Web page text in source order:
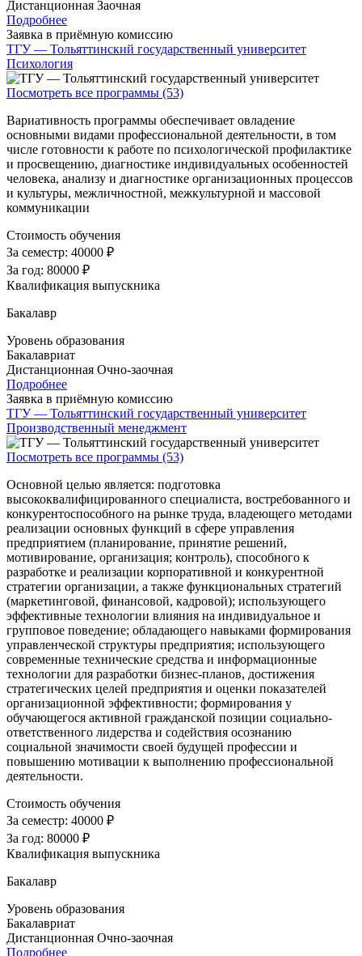
Дистанционная Заочная
Подробнее
Заявка в приёмную комиссию
ТГУ — Тольяттинский государственный университет
Психология
Посмотреть все программы (53)
Вариативность программы обеспечивает овладение
основными видами профессиональной деятельности, в том
числе готовности к работе по психологической профилактике
и просвещению, диагностике индивидуальных особенностей
человека, анализу и диагностике организационных процессов
и культуры, межличностной, межкультурной и массовой
коммуникации
Стоимость обучения
За семестр: 40000 ₽
За год: 80000 ₽
Квалификация выпускника
Бакалавр
Уровень образования
Бакалавриат
Дистанционная Очно-заочная
Подробнее
Заявка в приёмную комиссию
ТГУ — Тольяттинский государственный университет
Производственный менеджмент
Посмотреть все программы (53)
Основной целью является: подготовка
высококвалифицированного специалиста, востребованного и
конкурентоспособного на рынке труда, владеющего методами
реализации основных функций в сфере управления
предприятием (планирование, принятие решений,
мотивирование, организация; контроль), способного к
разработке и реализации корпоративной и конкурентной
стратегии организации, а также функциональных стратегий
(маркетинговой, финансовой, кадровой); использующего
эффективные технологии влияния на индивидуальное и
групповое поведение; обладающего навыками формирования
управленческой структуры предприятия; использующего
современные технические средства и информационные
технологии для разработки бизнес-планов, достижения
стратегических целей предприятия и оценки показателей
организационной эффективности; формирования у
обучающегося активной гражданской позиции социально-
ответственного лидерства и содействия осознанию
социальной значимости своей будущей профессии и
повышению мотивации к выполнению профессиональной
деятельности.
Стоимость обучения
За семестр: 40000 ₽
За год: 80000 ₽
Квалификация выпускника
Бакалавр
Уровень образования
Бакалавриат
Дистанционная Очно-заочная
Подробнее